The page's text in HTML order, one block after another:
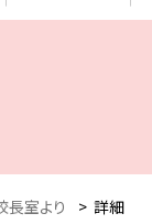
長室より > 詳細